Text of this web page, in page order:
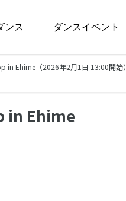
ンス ダンスイベント
in Ehime（2026年2月1日 13:00開始）
in Ehime